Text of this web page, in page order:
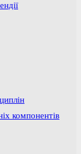
компонентів